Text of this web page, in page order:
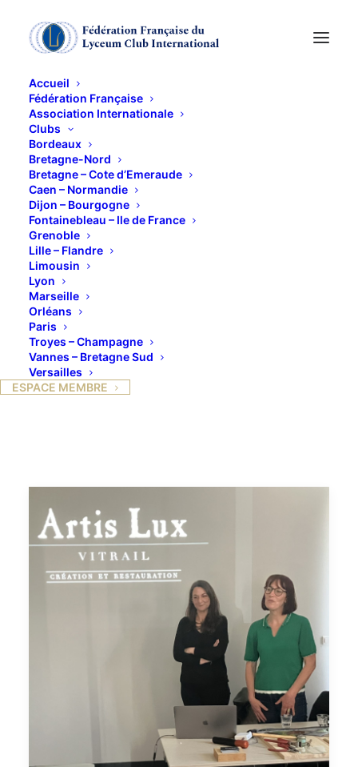
Accueil
Fédération Française
Association Internationale
Clubs
Bordeaux
Bretagne-Nord
Bretagne – Cote d’Emeraude
Caen – Normandie
Dijon – Bourgogne
Fontainebleau – Ile de France
Grenoble
Lille – Flandre
Limousin
Lyon
Marseille
Orléans
Paris
Troyes – Champagne
Vannes – Bretagne Sud
Versailles
ESPACE MEMBRE